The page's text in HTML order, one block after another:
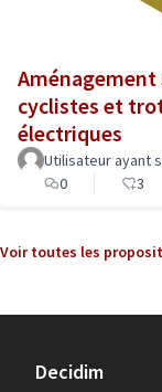
Aménagement
cyclistes et
électriques
Utilisateur ayant
0
3
Voir toutes les
Decidim